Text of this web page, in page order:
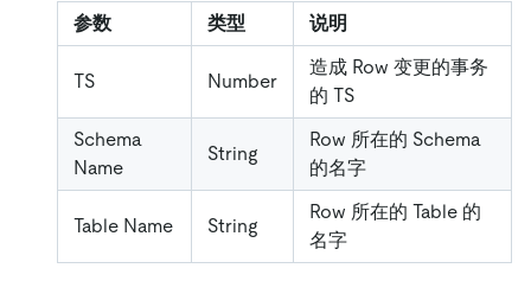
参数 类型 说明
TS Number
造成 Row 变更的事务
的 TS
Schema
Name
String
Row 所在的 Schema
的名字
Table Name String
Row 所在的 Table 的
名字